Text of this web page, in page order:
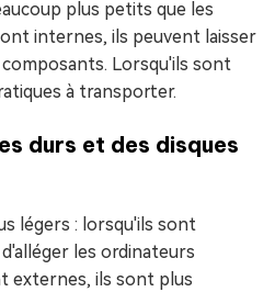
plus petits que les
internes, ils peuvent laisser
Lorsqu'ils sont
à transporter.
durs et des disques
légers : lorsqu'ils sont
les ordinateurs
externes, ils sont plus